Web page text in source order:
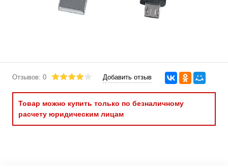
Отзывов: 0 Добавить отзыв
Товар можно купить только по безналичному
расчету юридическим лицам